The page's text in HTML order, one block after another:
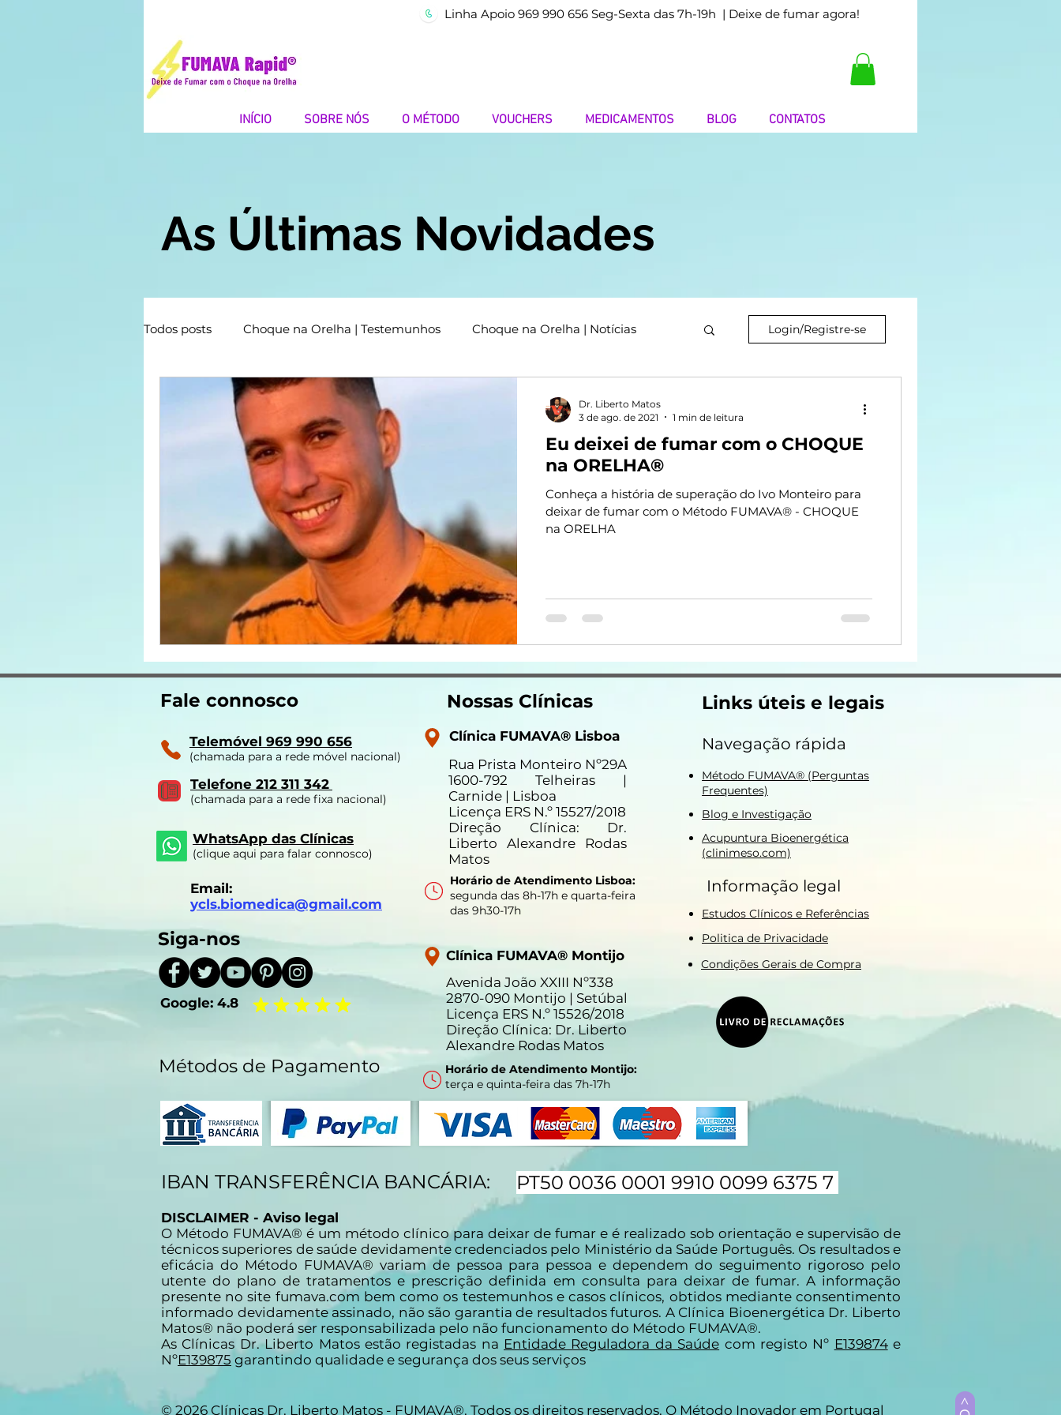
| Deixe de fumar agora!
Linha Apoio 969 990 656 Seg-Sexta das 7h-19h
INÍCIO SOBRE NÓS O MÉTODO VOUCHERS MEDICAMENTOS BLOG CONTATOS
As Últimas Novidades
Todos posts Choque na Orelha | Testemunhos Choque na Orelha | Notícias Login/Registre-se
Eu deixei de fumar com o CHOQUE
na ORELHA®
Conheça a história de superação do Ivo Monteiro para
deixar de fumar com o Método FUMAVA® - CHOQUE
na ORELHA
Dr. Liberto Matos
3 de ago. de 2021
1 min de leitura
Fale connosco
Telemóvel 969 990 656
(chamada para a rede móvel nacional)
Telefone 212 311 342
(chamada para a rede fixa nacional)
WhatsApp das Clínicas
(clique aqui para falar connosco)
Email:
ycls.biomedica@gmail.com
Siga-nos
Clínica FUMAVA® Lisboa
Rua Prista Monteiro Nº29A
1600-792 Telheiras |
Carnide | Lisboa
Licença ERS N.º 15527/2018
Direção Clínica: Dr.
Liberto Alexandre Rodas
Matos
Horário de Atendimento Lisboa:
segunda das 8h-17h e quarta-feira
das 9h30-17h
Clínica FUMAVA® Montijo
Avenida João XXIII Nº338
2870-090 Montijo | Setúbal
Licença ERS N.º 15526/2018
Direção Clínica: Dr. Liberto
Alexandre Rodas Matos
Horário de Atendimento Montijo:
terça e quinta-feira das 7h-17h
Google: 4.8
Nossas Clínicas
Métodos de Pagamento
Links úteis e legais
Navegação rápida
Método FUMAVA® (Perguntas
Frequentes)
Blog e Investigação
Acupuntura Bioenergética
(clinimeso.com)
Informação legal
Estudos Clínicos e Referências
Politica de Privacidade
Condições Gerais de Compra
IBAN TRANSFERÊNCIA BANCÁRIA: PT50 0036 0001 9910 0099 6375 7
DISCLAIMER - Aviso legal
O Método FUMAVA® é um método clínico para deixar de fumar e é realizado sob orientação e supervisão de
técnicos superiores de saúde devidamente credenciados pelo Ministério da Saúde Português. Os resultados e
eficácia do Método FUMAVA® variam de pessoa para pessoa e dependem do seguimento rigoroso pelo
utente do plano de tratamentos e prescrição definida em consulta para deixar de fumar. A informação
presente no site fumava.com bem como os testemunhos e casos clínicos, obtidos mediante consentimento
informado devidamente assinado, não são garantia de resultados futuros. A Clínica Bioenergética Dr. Liberto
Matos® não poderá ser responsabilizada pelo não funcionamento do Método FUMAVA®.
As Clínicas Dr. Liberto Matos estão registadas na Entidade Reguladora da Saúde com registo Nº E139874e
NºE139875 garantindo qualidade e segurança dos seus serviços
© 2026 Clínicas Dr. Liberto Matos - FUMAVA®. Todos os direitos reservados. O Método Inovador em Portugal